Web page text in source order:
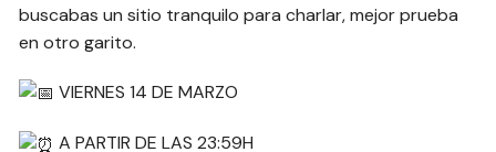
buscabas un sitio tranquilo para charlar, mejor prueba
en otro garito.
VIERNES 14 DE MARZO
A PARTIR DE LAS 23:59H